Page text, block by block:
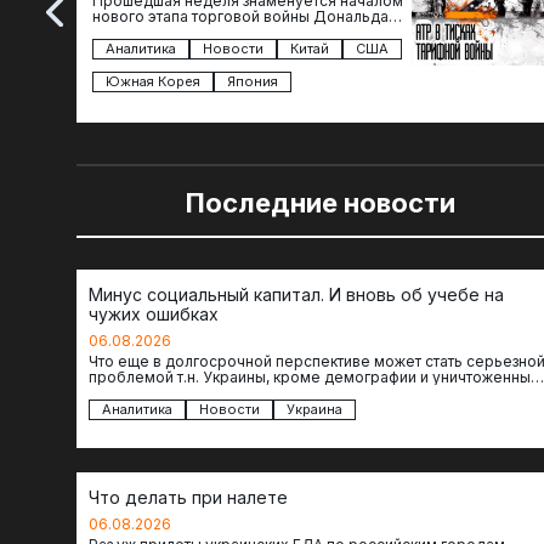
нового этапа торговой войны Дональда
импорта из более 100 стран…
Аналитика Новости Китай
США
Южная Корея
Япония
Последние новости
Минус социальный капитал. И вновь об учебе на
чужих ошибках
06.08.2026
Что еще в долгосрочной перспективе может стать серьезной
проблемой т.н. Украины, кроме демографии и уничтоженных
Аналитика Новости Украина
Что делать при налете
06.08.2026